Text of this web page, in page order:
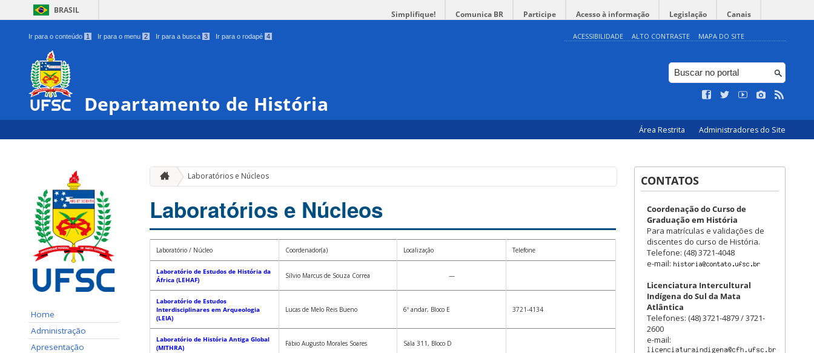
BRASIL Simplifique! Comunica BR Participe Acesso à informação Legislação Canais
Ir para o conteúdo 1 Ir para o menu 2 Ir para a busca 3 Ir para o rodapé 4 ACESSIBILIDADE ALTO CONTRASTE MAPA DO SITE
Departamento de História
Área Restrita Administradores do Site
Home
Administração
Apresentação
Laboratórios e Núcleos
Laboratórios e Núcleos
Laboratório / Núcleo Coordenador(a) Localização Telefone
Laboratório de Estudos de História da
África (LEHAF)
Sílvio Marcus de Souza Correa —
Laboratório de Estudos
Interdisciplinares em Arqueologia
(LEIA)
Lucas de Melo Reis Bueno 6º andar, Bloco E 3721-4134
Laboratório de História Antiga Global
(MITHRA)
Fábio Augusto Morales Soares Sala 311, Bloco D
CONTATOS
Coordenação do Curso de
Graduação em História
Para matrículas e validações de
discentes do curso de História.
Telefone: (48) 3721-4048
e-mail:
Licenciatura Intercultural
Indígena do Sul da Mata
Atlântica
Telefones: (48) 3721-4879 / 3721-
2600
e-mail: